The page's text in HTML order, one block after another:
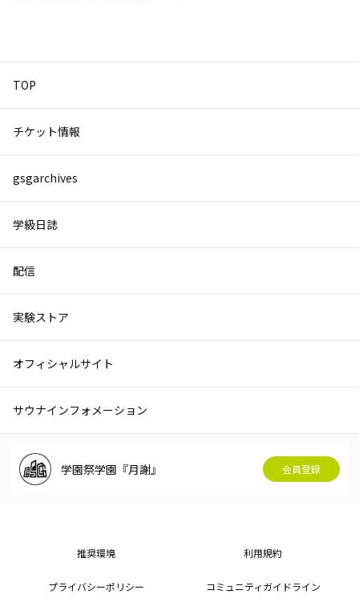
TOP
チケット情報
gsgarchives
学級日誌
配信
実験ストア
オフィシャルサイト
サウナインフォメーション
学園祭学園『月謝』 会員登録
推奨環境 利用規約
プライバシーポリシー コミュニティガイドライン